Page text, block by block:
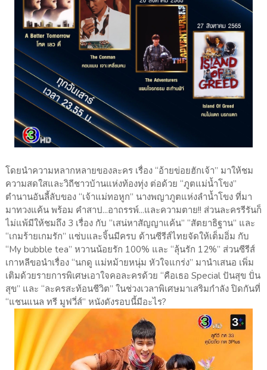
โดยนำความหลากหลายของละคร เรื่อง “อ้ายข่อยฮักเจ้า” มาให้ชม
ความสดใสและวิถีชาวบ้านแห่งท้องทุ่ง ต่อด้วย “ภูตแม่น้ำโขง”
ตำนานอันลี้ลับของ “เจ้าแม่ทอหูก” นางพญาภูตแห่งลำน้ำโขง ที่มา
มาทวงแค้น พร้อม คำสาป...อาถรรพ์...และความตาย!! ส่วนละครรีรันก็
ไม่แพ้มีให้ชมถึง 3 เรื่อง กับ “เสน่หาสัญญาแค้น” “สัตยาธิฐาน” และ
“เกมร้ายเกมรัก” แซ่บและจิ้นมีครบ ด้านซีรีส์ไทยจัดให้เต็มอิ่ม กับ
“My bubble tea” หวานน้อยรัก 100% และ “ลุ้นรัก 12%” ส่วนซีรีส์
เกาหลีขอนำเรื่อง “นกดู แม่หม้ายหนุ่ม หัวใจแกร่ง” มานำเสนอ เพิ่ม
เติมด้วยรายการพิเศษเอาใจคอละครด้วย “คือเธอ Special ปันสุข ปั่น
สุข” และ “ละครสะท้อนชีวิต” ในช่วงเวลาพิเศษมาเสริมกำลัง ปิดกันที่
“แชนแนล ทรี มูฟวี่ส์” หนังดังรอบนี้มีอะไร?